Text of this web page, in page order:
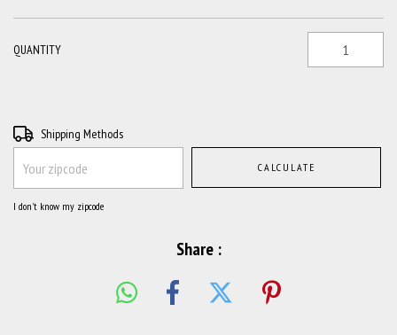
QUANTITY
Shipping for zipcode:
Shipping Methods
CALCULATE
I don't know my zipcode
Share :